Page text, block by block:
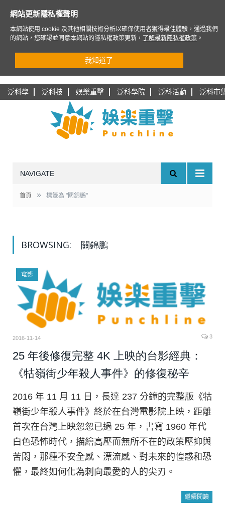
泛科學 泛科技 娛樂重擊 泛科學院 泛科活動 泛科市
NAVIGATE
首頁 » 標籤為 "關錦鵬"
BROWSING: 關錦鵬
電影
2016-11-14 3
25 年後修復完整 4K 上映的台影經典：
《牯嶺街少年殺人事件》的修復秘辛
2016 年 11 月 11 日，長達 237 分鐘的完整版《牯
嶺街少年殺人事件》終於在台灣電影院上映，距離
首次在台灣上映忽忽已過 25 年，書寫 1960 年代
白色恐怖時代，描繪高壓而無所不在的政策壓抑與
苦悶，那種不安全感、漂流感、對未來的惶惑和恐
懼，最終如何化為刺向最愛的人的尖刃。
繼續閱讀
網站更新隱私權聲明
本網站使用 cookie 及其他相關技術分析以確保使用者獲得最佳體驗，通過我們
的網站，您確認並同意本網站的隱私權政策更新，
了解最新隱私權政策 。
我知道了